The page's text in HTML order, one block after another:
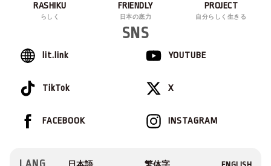
RASHIKU
らしく
FRIENDLY
日本の底力
PROJECT
自分らしく生きる
SNS
lit.link YOUTUBE
TikTok X
INSTAGRAM
FACEBOOK